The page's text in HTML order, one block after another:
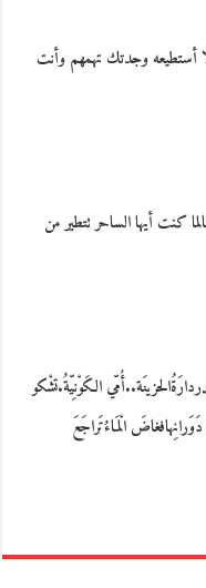
أستطيعه وجدتك تهمهم وأنت
كنت أيها الساحر تتطير من
الكَوْنِيّةُ.تشْكو
الْمَاءُتَراجَعَ